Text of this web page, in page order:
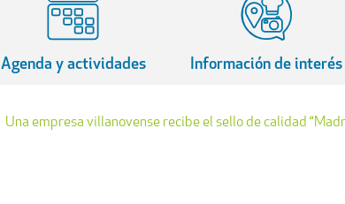
Agenda y actividades Información de interés
Una empresa villanovense recibe el sello de calidad